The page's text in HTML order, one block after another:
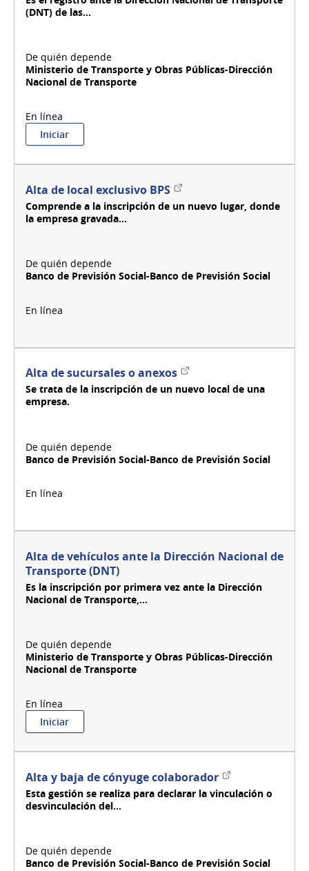
(DNT) de las...
Ministerio de Transporte y Obras Públicas-Dirección
Nacional de Transporte
Iniciar:
Alta
cargadora,
dadora,
tomadora
Alta de local exclusivo BPSEnlace
externo
Comprende a la inscripción de un nuevo lugar, donde
la empresa gravada...
Banco de Previsión Social-Banco de Previsión Social
Alta de sucursales o anexosEnlace
externo
Se trata de la inscripción de un nuevo local de una
empresa.
Banco de Previsión Social-Banco de Previsión Social
Alta de vehículos ante la Dirección Nacional de
Transporte (DNT)
Es la inscripción por primera vez ante la Dirección
Nacional de Transporte,...
Ministerio de Transporte y Obras Públicas-Dirección
Nacional de Transporte
Iniciar:
Alta
ante
la
Dirección
Nacional
(DNT)
Alta y baja de cónyuge colaboradorEnlace
externo
Esta gestión se realiza para declarar la vinculación o
desvinculación del...
Banco de Previsión Social-Banco de Previsión Social